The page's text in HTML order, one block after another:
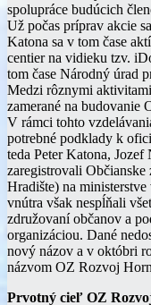
spolupráce budúcich
Už počas príprav akcie
Katona sa v tom čase
centier na vidieku tzv.
tom čase Národný úrad
Medzi rôznymi
zamerané na budovanie
V rámci tohto
potrebné podklady k
teda Peter Katona, Jozef
zaregistrovali
Hradište) na
vnútra však nespĺňali
združovaní občanov a
organizáciou. Dané
nový názov a v októbri
názvom OZ Rozvoj
Prvotný cieľ OZ